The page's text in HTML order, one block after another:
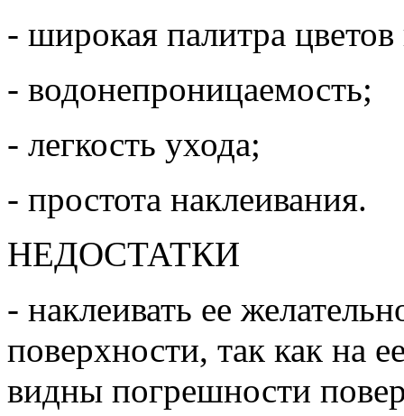
- широкая палитра
- водонепроницаемость;
- легкость ухода;
- простота наклеивания.
НЕДОСТАТКИ
- наклеивать ее
поверхности, так как на
видны погрешности